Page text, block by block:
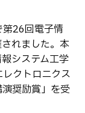
26回電子情
れました。本
システム工学
クトロニクス
奨励賞」を受
ス